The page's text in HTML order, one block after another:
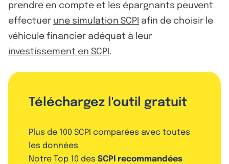
prendre en compte et les épargnants peuvent
effectuer une simulation SCPI afin de choisir le
véhicule financier adéquat à leur
investissement en SCPI .
Téléchargez l'outil gratuit
Plus de 100 SCPI comparées avec toutes
les données
Notre Top 10 des SCPI recommandées